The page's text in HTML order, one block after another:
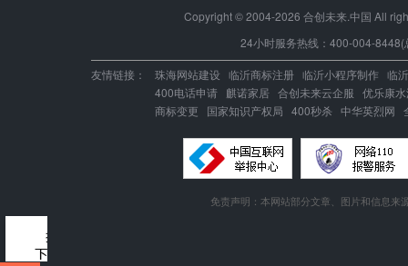
Copyright © 2004-2026 合创未来.中国 All
24小时服务热线：400-004-
友情链接： 珠海网站建设 临沂商标注册 临沂小程序制作 临
400电话申请 麒诺家居 合创未来云企服 优乐康
商标变更
国家知识产权局 400秒杀 中华英烈网
免责声明：本网站部分文章、图片和信息